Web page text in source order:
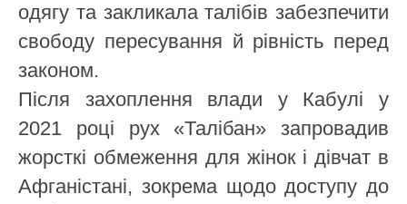
одягу та закликала талібів забезпечити
свободу пересування й рівність перед
законом.
Після захоплення влади у Кабулі у
2021 році рух «Талібан» запровадив
жорсткі обмеження для жінок і дівчат в
Афганістані, зокрема щодо доступу до